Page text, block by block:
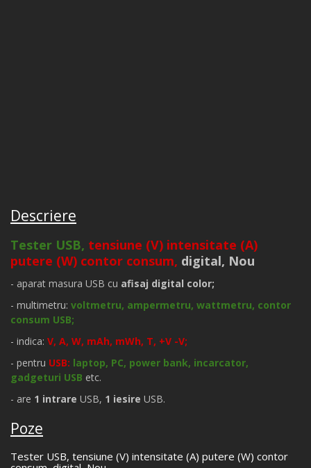
Descriere
Tester USB, tensiune (V) intensitate (A)
putere (W) contor consum, digital, Nou
- aparat masura USB cu afisaj digital color;
- multimetru: voltmetru, ampermetru, wattmetru, contor
consum USB;
- indica: V, A, W, mAh, mWh, T, +V -V;
- pentru USB: laptop, PC, power bank, incarcator,
gadgeturi USB etc.
- are 1 intrare USB, 1 iesire USB.
Poze
Tester USB, tensiune (V) intensitate (A) putere (W) contor